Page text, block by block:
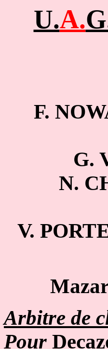
U.A.
F.
G.
N.
V.
Arbitre de
Pour